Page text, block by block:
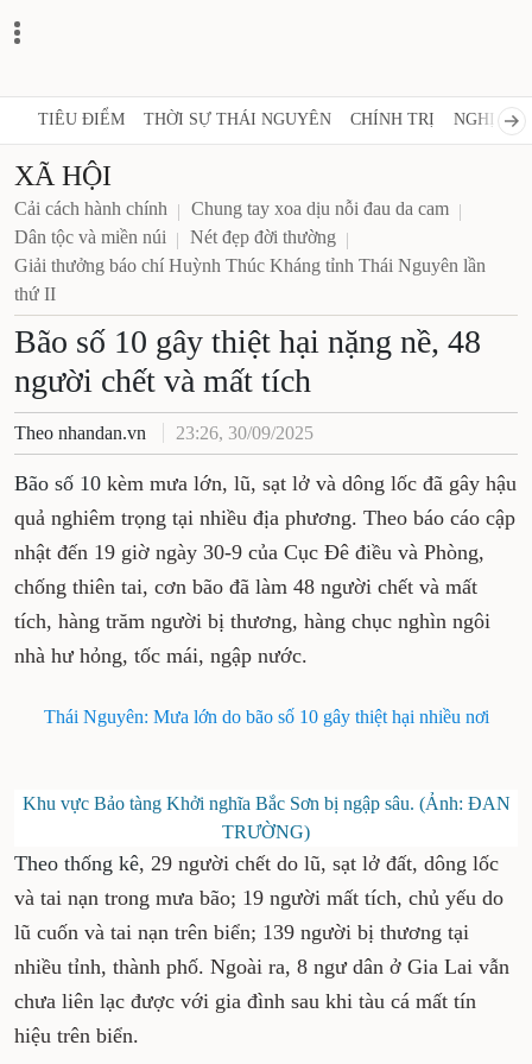
TIÊU ĐIỂM THỜI SỰ THÁI NGUYÊN CHÍNH TRỊ NGHỊ
XÃ HỘI
Cải cách hành chính
Chung tay xoa dịu nỗi đau da cam
Dân tộc và miền núi
Nét đẹp đời thường
Giải thưởng báo chí Huỳnh Thúc Kháng tỉnh Thái Nguyên lần
thứ II
Bão số 10 gây thiệt hại nặng nề, 48
người chết và mất tích
Theo nhandan.vn 23:26, 30/09/2025
Bão số 10 kèm mưa lớn, lũ, sạt lở và dông lốc đã gây hậu
quả nghiêm trọng tại nhiều địa phương. Theo báo cáo cập
nhật đến 19 giờ ngày 30-9 của Cục Đê điều và Phòng,
chống thiên tai, cơn bão đã làm 48 người chết và mất
tích, hàng trăm người bị thương, hàng chục nghìn ngôi
nhà hư hỏng, tốc mái, ngập nước.
Thái Nguyên: Mưa lớn do bão số 10 gây thiệt hại nhiều nơi
Khu vực Bảo tàng Khởi nghĩa Bắc Sơn bị ngập sâu. (Ảnh: ĐAN
TRƯỜNG)
Theo thống kê, 29 người chết do lũ, sạt lở đất, dông lốc
và tai nạn trong mưa bão; 19 người mất tích, chủ yếu do
lũ cuốn và tai nạn trên biển; 139 người bị thương tại
nhiều tỉnh, thành phố. Ngoài ra, 8 ngư dân ở Gia Lai vẫn
chưa liên lạc được với gia đình sau khi tàu cá mất tín
hiệu trên biển.